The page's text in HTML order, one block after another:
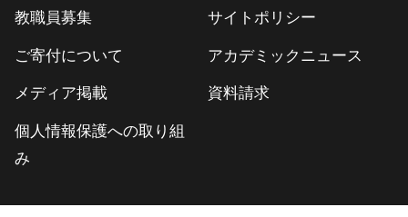
教職員募集 サイトポリシー
ご寄付について アカデミックニュース
メディア掲載 資料請求
個人情報保護への取り組
み